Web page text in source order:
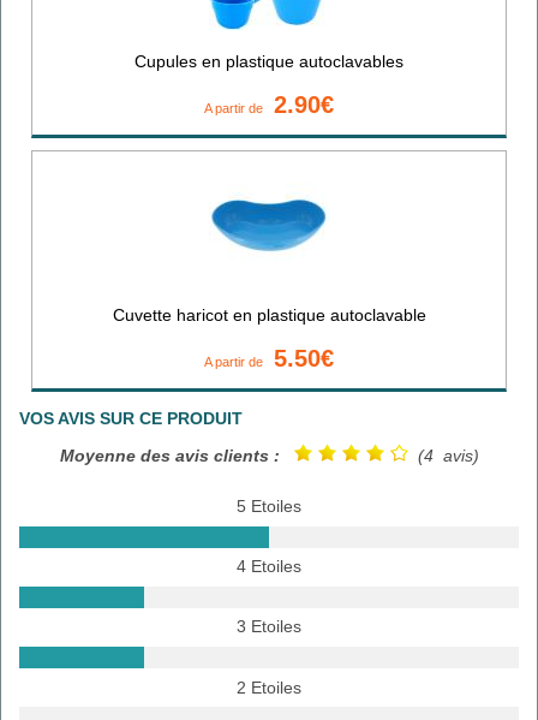
Cupules en plastique autoclavables
A partir de 2.90€
Cuvette haricot en plastique autoclavable
A partir de 5.50€
VOS AVIS SUR CE PRODUIT
Moyenne des avis clients :
(4 avis)
5 Etoiles
4 Etoiles
3 Etoiles
2 Etoiles